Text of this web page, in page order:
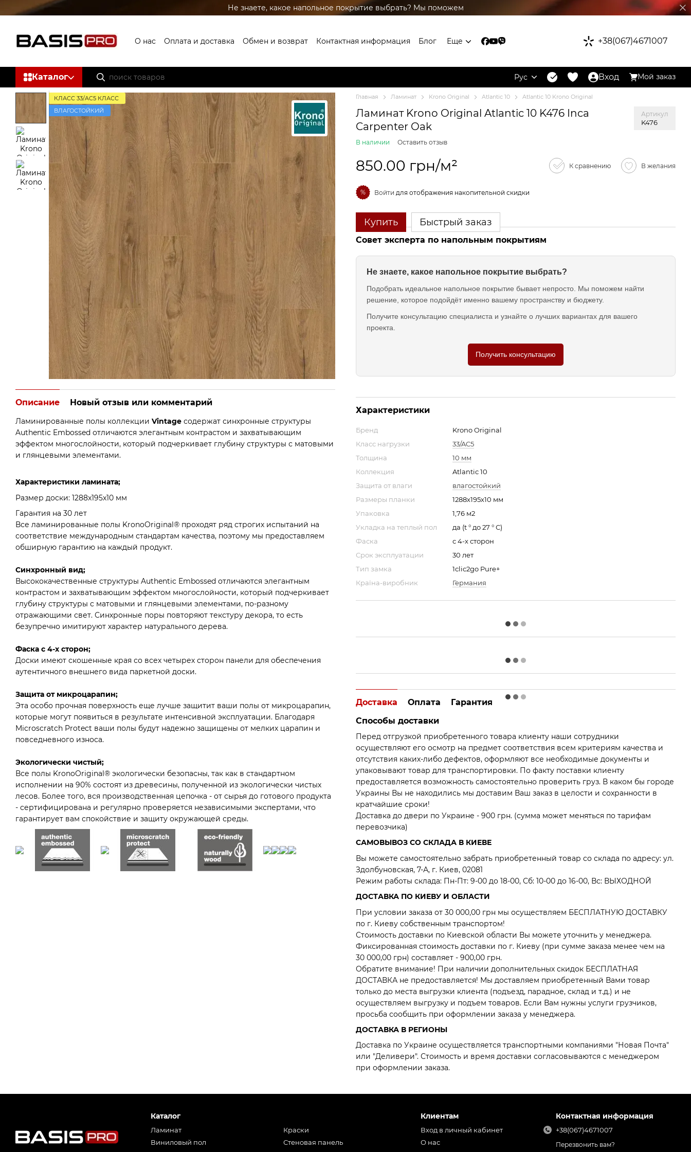
Перейти к основному контенту Не знаете, какое напольное покрытие выбрать? Мы поможем
О нас Оплата и доставка Обмен и возврат Контактная информация Блог Еще +38(067)4671007
Каталог Рус Вход Мой заказ
КЛАСС 33/AC5 КЛАСС
ВЛАГОСТОЙКИЙ
Описание Новый отзыв или комментарий
Ламинированные полы коллекции Vintage содержат синхронные структуры
Authentic Embossed отличаются элегантным контрастом и захватывающим
эффектом многослойности, который подчеркивает глубину структуры с матовыми
и глянцевыми элементами.
Характеристики ламината;
Размер доски: 1288x195x10 мм
Гарантия на 30 лет
Все ламинированные полы KronoOriginal® проходят ряд строгих испытаний на
соответствие международным стандартам качества, поэтому мы предоставляем
обширную гарантию на каждый продукт.
Синхронный вид;
Высококачественные структуры Authentic Embossed отличаются элегантным
контрастом и захватывающим эффектом многослойности, который подчеркивает
глубину структуры с матовыми и глянцевыми элементами, по-разному
отражающими свет. Синхронные поры повторяют текстуру декора, то есть
безупречно имитируют характер натурального дерева.
Фаска с 4-х сторон;
Доски имеют скошенные края со всех четырех сторон панели для обеспечения
аутентичного внешнего вида паркетной доски.
Защита от микроцарапин;
Эта особо прочная поверхность еще лучше защитит ваши полы от микроцарапин,
которые могут появиться в результате интенсивной эксплуатации. Благодаря
Microscratch Protect ваши полы будут надежно защищены от мелких царапин и
повседневного износа.
Экологически чистый;
Все полы KronoOriginal® экологически безопасны, так как в стандартном
исполнении на 90% состоят из древесины, полученной из экологически чистых
лесов. Более того, вся производственная цепочка - от сырья до готового продукта
- сертифицирована и регулярно проверяется независимыми экспертами, что
гарантирует вам спокойствие и защиту окружающей среды.
Главная Ламинат Krono Original Atlantic 10 Atlantic 10 Krono Original
Ламинат Krono Original Atlantic 10 K476 Inca
Carpenter Oak
Артикул
K476
В наличии Оставить отзыв
850.00 грн/м² К сравнению В желания
% Войти для отображения накопительной скидки
Купить Быстрый заказ
Совет эксперта по напольным покрытиям
Не знаете, какое напольное покрытие выбрать?
Подобрать идеальное напольное покрытие бывает непросто. Мы поможем найти
решение, которое подойдёт именно вашему пространству и бюджету.
Получите консультацию специалиста и узнайте о лучших вариантах для вашего
проекта.
Получить консультацию
Характеристики
Бренд
Krono Original
Класс нагрузки
33/AC5
Толщина
10 мм
Коллекция
Atlantic 10
Защита от влаги
влагостойкий
Размеры планки
1288х195х10 мм
Упаковка
1,76 м2
Укладка на теплый пол
да (t ° до 27 ° С)
Фаска
с 4-х сторон
Срок эксплуатации
30 лет
Тип замка
1clic2go Pure+
Країна-виробник
Германия
Доставка Оплата
Гарантия
Способы доставки
Перед отгрузкой приобретенного товара клиенту наши сотрудники
осуществляют его осмотр на предмет соответствия всем критериям качества и
отсутствия каких-либо дефектов, оформляют все необходимые документы и
упаковывают товар для транспортировки. По факту поставки клиенту
предоставляется возможность самостоятельно проверить груз. В каком бы городе
Украины Вы не находились мы доставим Ваш заказ в целости и сохранности в
кратчайшие сроки!
Доставка до двери по Украине - 900 грн. (сумма может меняться по тарифам
перевозчика)
САМОВЫВОЗ СО СКЛАДА В КИЕВЕ
Вы можете самостоятельно забрать приобретенный товар со склада по адресу: ул.
Здолбуновская, 7-А, г. Киев, 02081
Режим работы склада: Пн-Пт: 9-00 до 18-00, Сб: 10-00 до 16-00, Вс: ВЫХОДНОЙ
ДОСТАВКА ПО КИЕВУ И ОБЛАСТИ
При условии заказа от 30 000,00 грн мы осуществляем БЕСПЛАТНУЮ ДОСТАВКУ
по г. Киеву собственным транспортом!
Стоимость доставки по Киевской области Вы можете уточнить у менеджера.
Фиксированная стоимость доставки по г. Киеву (при сумме заказа менее чем на
30 000,00 грн) составляет - 900,00 грн.
Обратите внимание! При наличии дополнительных скидок БЕСПЛАТНАЯ
ДОСТАВКА не предоставляется! Мы доставляем приобретенный Вами товар
только до места выгрузки клиента (подъезд, парадное, склад и т.д.) и не
осуществляем выгрузку и подъем товаров. Если Вам нужны услуги грузчиков,
просьба сообщить при оформлении заказа у менеджера.
ДОСТАВКА В РЕГИОНЫ
Доставка по Украине осуществляется транспортными компаниями "Новая Почта"
или "Деливери". Стоимость и время доставки согласовываются с менеджером
при оформлении заказа.
Каталог
Ламинат
Виниловый пол
Краски
Стеновая панель
Клиентам
Вход в личный кабинет
О нас
Контактная информация
+38(067)4671007
Перезвонить вам?